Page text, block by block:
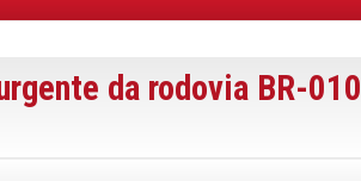
da rodovia BR-010